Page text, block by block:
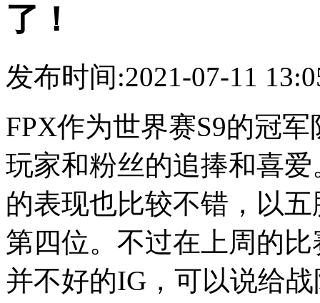
了！
发布时间:2021-07-11
FPX作为世界赛S9的冠
玩家和粉丝的追捧和喜
的表现也比较不错，以
第四位。不过在上周的
并不好的IG，可以说给